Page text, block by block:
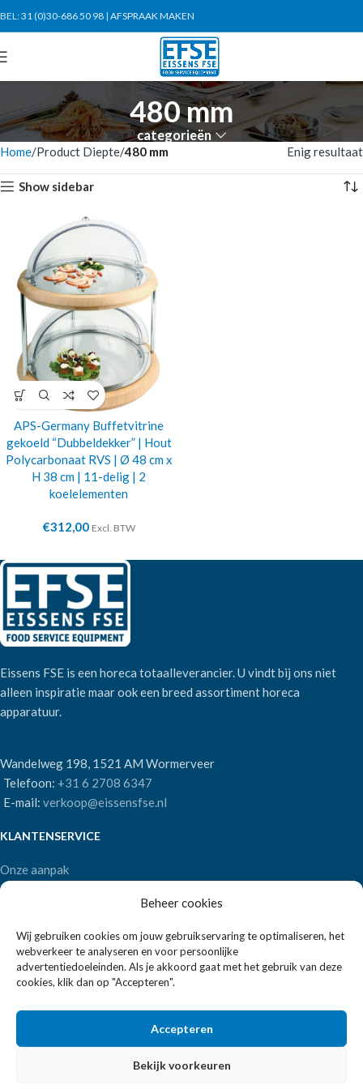
Beheer cookies
Wij gebruiken cookies om jouw gebruikservaring te optimaliseren, het
webverkeer te analyseren en voor persoonlijke
advertentiedoeleinden. Als je akkoord gaat met het gebruik van deze
cookies, klik dan op "Accepteren".
Accepteren
Bekijk voorkeuren
BEL:31 (0)30-686 50 98 | AFSPRAAK MAKEN
480 mm
categorieën
Home Product Diepte 480 mm Enig resultaat
Show sidebar
APS-Germany Buffetvitrine
gekoeld “Dubbeldekker” | Hout
Polycarbonaat RVS | Ø 48 cm x
H 38 cm | 11-delig | 2
koelelementen
€312,00 Excl. BTW
Eissens FSE is een horeca totaalleverancier. U vindt bij ons niet
alleen inspiratie maar ook een breed assortiment horeca
apparatuur.
Wandelweg 198, 1521 AM Wormerveer
Telefoon: +31 6 2708 6347
E-mail: verkoop@eissensfse.nl
KLANTENSERVICE
Onze aanpak
Over ons
Algemene voorwaarden
POPULAIRE MERKEN
APS Germany